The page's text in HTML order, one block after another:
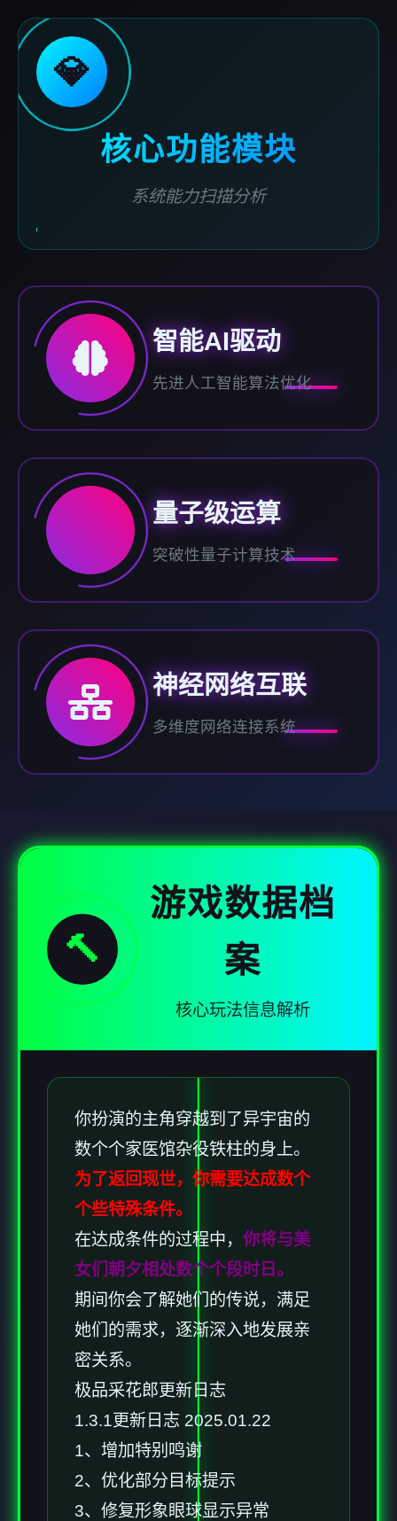
💎
核心功能模块
系统能力扫描分析
智能AI驱动
先进人工智能算法优化
量子级运算
突破性量子计算技术
神经网络互联
多维度网络连接系统
🔨
游戏数据档
案
核心玩法信息解析
你扮演的主角穿越到了异宇宙的
数个个家医馆杂役铁柱的身上。
为了返回现世，你需要达成数个
个些特殊条件。
在达成条件的过程中， 你将与美
女们朝夕相处数个个段时日。
期间你会了解她们的传说，满足
她们的需求，逐渐深入地发展亲
密关系。
极品采花郎更新日志
1.3.1更新日志 2025.01.22
1、增加特别鸣谢
2、优化部分目标提示
3、修复形象眼球显示异常